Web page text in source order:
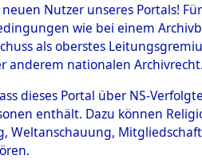
4Akten
Nutzer unseres Portals!
wie bei einem
als oberstes
anderem nationalen
dieses Portal über NS-
enthält. Dazu können
Weltanschauung,